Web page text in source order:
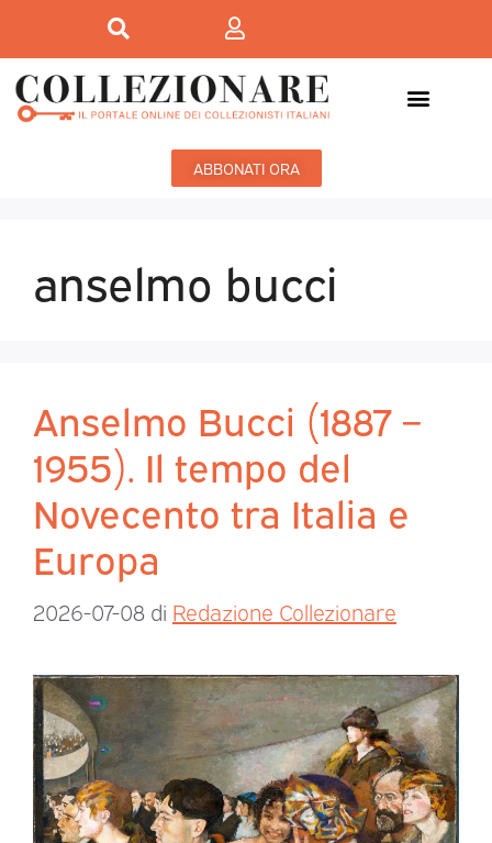
ABBONATI ORA
anselmo bucci
Anselmo Bucci (1887 –
1955). Il tempo del
Novecento tra Italia e
Europa
2026-07-08 di Redazione Collezionare